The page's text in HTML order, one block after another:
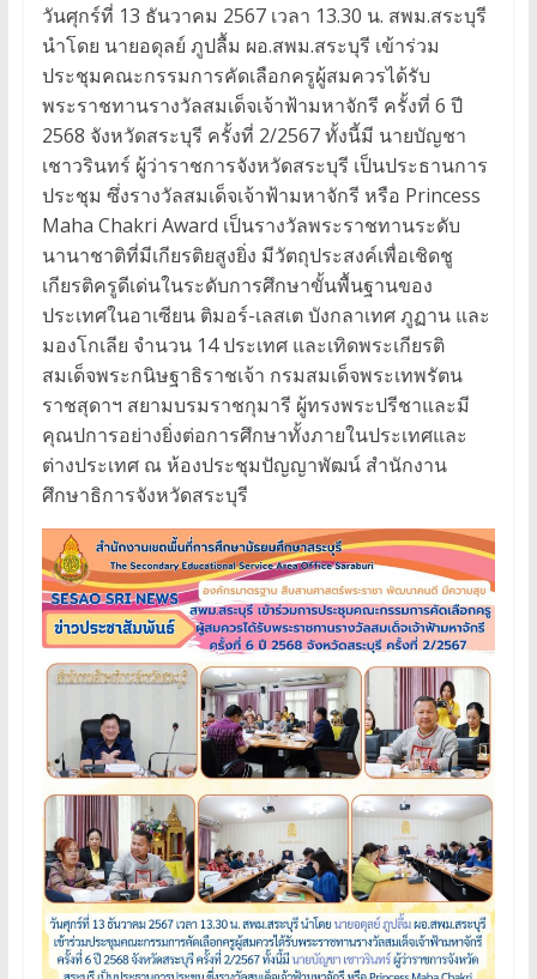
วันศุกร์ที่ 13 ธันวาคม 2567 เวลา 13.30 น. สพม.สระบุรี
นำโดย นายอดุลย์ ภูปลื้ม ผอ.สพม.สระบุรี เข้าร่วม
ประชุมคณะกรรมการคัดเลือกครูผู้สมควรได้รับ
พระราชทานรางวัลสมเด็จเจ้าฟ้ามหาจักรี ครั้งที่ 6 ปี
2568 จังหวัดสระบุรี ครั้งที่ 2/2567 ทั้งนี้มี นายบัญชา
เชาวรินทร์ ผู้ว่าราชการจังหวัดสระบุรี เป็นประธานการ
ประชุม ซึ่งรางวัลสมเด็จเจ้าฟ้ามหาจักรี หรือ Princess
Maha Chakri Award เป็นรางวัลพระราชทานระดับ
นานาชาติที่มีเกียรติยสูงยิ่ง มีวัตถุประสงค์เพื่อเชิดชู
เกียรติครูดีเด่นในระดับการศึกษาขั้นพื้นฐานของ
ประเทศในอาเซียน ติมอร์-เลสเต บังกลาเทศ ภูฏาน และ
มองโกเลีย จำนวน 14 ประเทศ และเทิดพระเกียรติ
สมเด็จพระกนิษฐาธิราชเจ้า กรมสมเด็จพระเทพรัตน
ราชสุดาฯ สยามบรมราชกุมารี ผู้ทรงพระปรีชาและมี
คุณปการอย่างยิ่งต่อการศึกษาทั้งภายในประเทศและ
ต่างประเทศ ณ ห้องประชุมปัญญาพัฒน์ สำนักงาน
ศึกษาธิการจังหวัดสระบุรี